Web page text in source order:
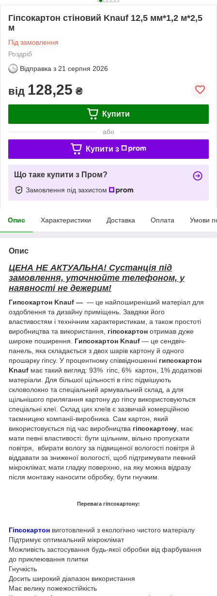
Гіпсокартон стіновий Knauf 12,5 мм*1,2 м*2,5
м
Під замовлення
Роздріб
Відправка з 21 серпня 2026
від 128,25 ₴
Купити
або
Купити з
Що таке купити з Пром?
Замовлення під захистом
Опис Характеристики Доставка Оплата Умови
Опис
ЦЕНА НЕ АКТУАЛЬНА! Сустанція під
замовлення, уточнюйте телефоном, у
наявності не дежерим!
Гипсокартон Knauf ― — це найпоширеніший матеріал для
оздоблення та дизайну приміщень. Завдяки його
властивостям і технічним характеристикам, а також простоті
виробництва та використання,
гіпсокартон отримав дуже
широке поширення.
Гипсокартон Knauf — це сендвіч-
панель, яка складається з двох шарів картону й одного
прошарку гіпсу. У процентному співвідношенні гипсокартон
Knauf має такий вигляд: 93% гіпс, 6% картон, 1% додаткові
матеріали. Для більшої щільності в гіпс підмішують
скловолокно та спеціальний армувальний склад, а для
щільнішого прилягання картону до гіпсу використовуються
спеціальні клеї. Склад цих клеїв є зазвичай комерційною
таємницею компанії-виробника. Сам картон, який
використовується під час виробництва гіпсокартону , має
мати певні властивості: бути щільним, вільно пропускати
повітря, вбирати вологу за підвищеної вологості повітря й
віддавати за зниженої вологості, щоб підтримувати певний
мікроклімат, мати гладку поверхню, на яку можна відразу
після монтажу наносити обробку, бути гнучким
Перевага гіпсокартону:
Гіпсокартон виготовлений з екологічно чистого матеріалу
Підтримує оптимальний мікроклімат
Можливість застосування будь-якої обробки від фарбування
до приклеювання плитки
Гнучкість
Досить широкий діапазон використання
Має велику пожежостійкість